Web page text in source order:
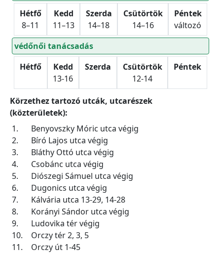
Hétfő
8–11
Kedd
11–13
Szerda
14–18
Csütörtök
14–16
Péntek
változó
védőnői tanácsadás
Hétfő
Kedd
13-16
Szerda
Csütörtök
12-14
Péntek
Körzethez tartozó utcák, utcarészek
(közterületek):
1.
Benyovszky Móric utca végig
2.
Bíró Lajos utca végig
3.
Bláthy Ottó utca végig
4.
Csobánc utca végig
5.
Diószegi Sámuel utca végig
6.
Dugonics utca végig
7.
Kálvária utca 13-29, 14-28
8.
Korányi Sándor utca végig
9.
Ludovika tér végig
10.
Orczy tér 2, 3, 5
11.
Orczy út 1-45